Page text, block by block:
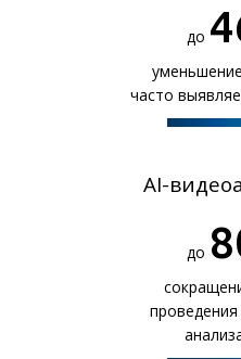
до
часто
AI-
до